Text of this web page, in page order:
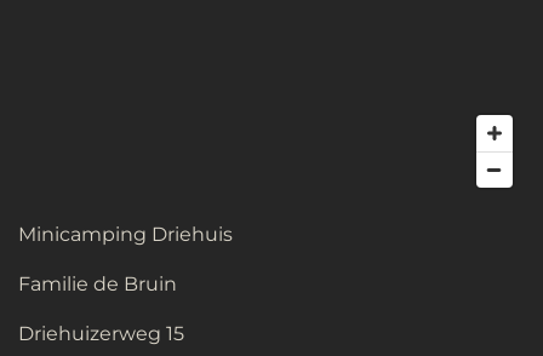
Minicamping Driehuis
Familie de Bruin
Driehuizerweg 15